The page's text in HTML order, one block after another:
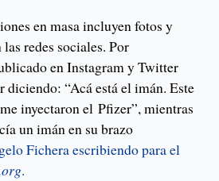
en masa incluyen fotos y
redes sociales. Por
en Instagram y Twitter
diciendo: “Acá está el imán. Este
inyectaron el Pfizer”, mientras
un imán en su brazo
Fichera escribiendo para el
.